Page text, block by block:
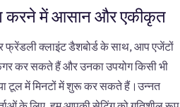
करने में आसान और एकीकृत
क्लाइंट डैशबोर्ड के साथ, आप एजेंटों
कर सकते हैं और उनका उपयोग किसी भी
टूल में मिनटों में शुरू कर सकते हैं।उन्नत